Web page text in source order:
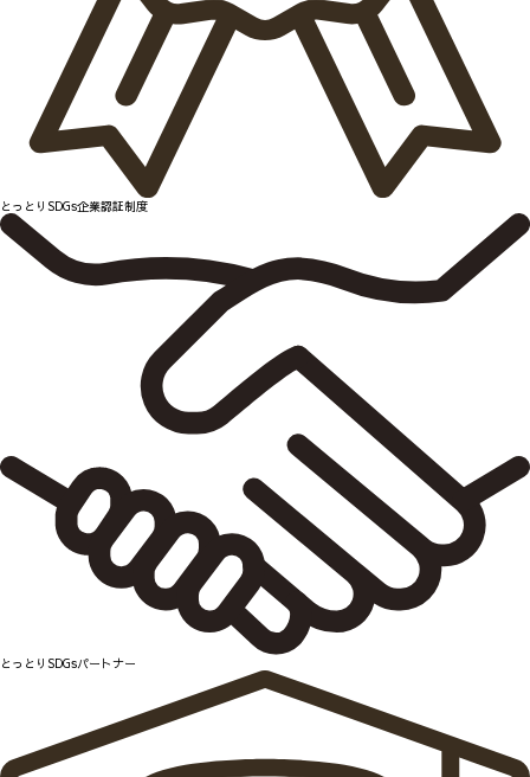
とっとりSDGs企業認証制度
とっとりSDGsパートナー